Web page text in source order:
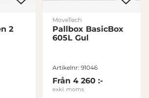
Visa detaljer
Tillåt alla
Tillåt urval
2
MoveTech
Pallbox BasicBox
605L Gul
Artikelnr: 91046
Från 4 260 :-
exkl. moms